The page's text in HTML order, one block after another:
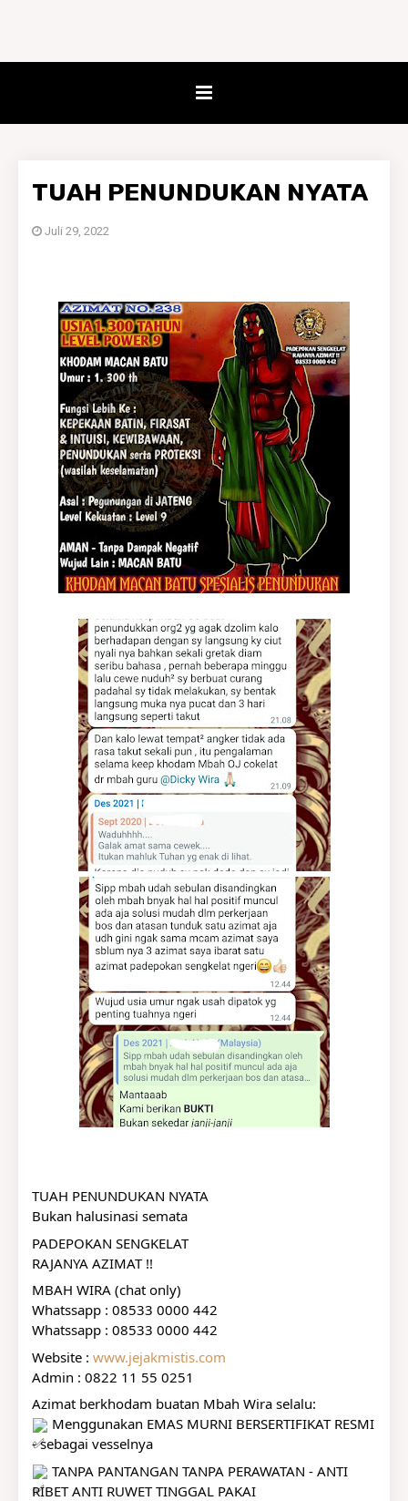
TUAH PENUNDUKAN NYATA
Juli 29, 2022
TUAH PENUNDUKAN NYATA
Bukan halusinasi semata
PADEPOKAN SENGKELAT
RAJANYA AZIMAT !!
MBAH WIRA (chat only)
Whatssapp : 08533 0000 442
Whatssapp : 08533 0000 442
Website : www.jejakmistis.com
Admin : 0822 11 55 0251
Azimat berkhodam buatan Mbah Wira selalu:
Menggunakan EMAS MURNI BERSERTIFIKAT RESMI
- sebagai vesselnya
TANPA PANTANGAN TANPA PERAWATAN - ANTI
RIBET ANTI RUWET TINGGAL PAKAI